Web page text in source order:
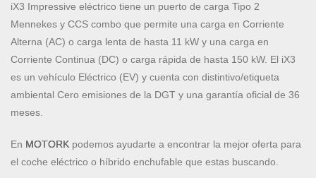
iX3 Impressive eléctrico tiene un puerto de carga Tipo 2
Mennekes y CCS combo que permite una carga en Corriente
Alterna (AC) o carga lenta de hasta 11 kW y una carga en
Corriente Continua (DC) o carga rápida de hasta 150 kW. El iX3
es un vehículo Eléctrico (EV) y cuenta con distintivo/etiqueta
ambiental Cero emisiones de la DGT y una garantía oficial de 36
meses.
En MOTORK podemos ayudarte a encontrar la mejor oferta para
el coche eléctrico o híbrido enchufable que estas buscando.